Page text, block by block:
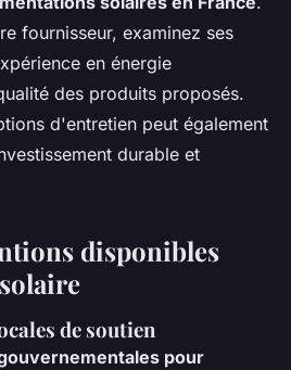
fournisseur, examinez ses
en énergie
des produits proposés.
d'entretien peut également
durable et
disponibles
de soutien
pour